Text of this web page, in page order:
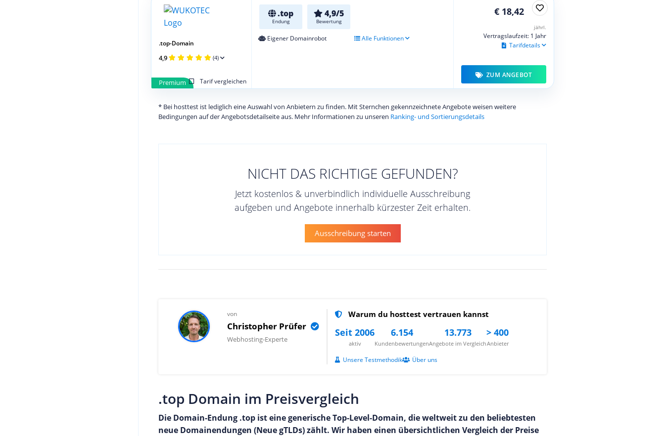
.top
Endung
4,9/5
Bewertung
Eigener Domainrobot Alle Funktionen
Premium Tarif vergleichen
.top-Domain
4,9 (4)
€ 18,42
jährl.
Vertragslaufzeit: 1 Jahr
Tarifdetails
ZUM ANGEBOT
* Bei hosttest ist lediglich eine Auswahl von Anbietern zu finden. Mit Sternchen gekennzeichnete Angebote weisen weitere
Bedingungen auf der Angebotsdetailseite aus. Mehr Informationen zu unseren Ranking- und Sortierungsdetails
NICHT DAS RICHTIGE GEFUNDEN?
Jetzt kostenlos & unverbindlich individuelle Ausschreibung
aufgeben und Angebote innerhalb kürzester Zeit erhalten.
Ausschreibung starten
von
Christopher Prüfer
Webhosting-Experte
Warum du hosttest vertrauen kannst
Seit 2006
aktiv
6.154
Kundenbewertungen
13.773
Angebote im Vergleich
> 400
Anbieter
Unsere Testmethodik Über uns
.top Domain im Preisvergleich
Die Domain-Endung .top ist eine generische Top-Level-Domain, die weltweit zu den beliebtesten
neue Domainendungen (Neue gTLDs) zählt. Wir haben einen übersichtlichen Vergleich der Preise